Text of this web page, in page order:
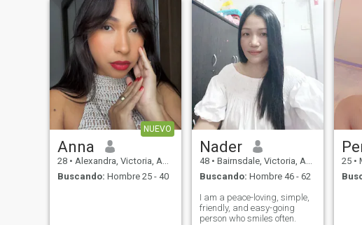
mucho y visito lugares en los
que no he estado. Soy una
persona tranquila, dte y de
la gente. Me gusta tratar a
la gente como quiero ser
tratado. Puedo ser serio pero
al mismo tiempo todavía sé
cómo disfrutar la vida al
máximo. La familia y los
amigos son importantes
para mí. Estoy buscando
una relación seria. Si no es lo
pierdas mi tiempo!!! FYI:
Todas mis fotos son muy
recientes!
NUEVO
Anna
28 • Alexandra, Victoria, Australia
Buscando: Hombre 25 - 40
Nader
48 • Bairnsdale, Victoria, Australia
Buscando: Hombre 46 - 62
I am a peace-loving, simple,
friendly, and easy-going
person who smiles often.
25 •